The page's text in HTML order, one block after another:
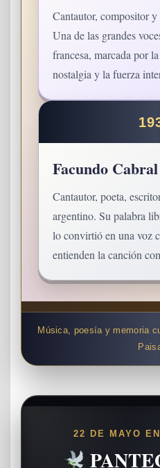
Cantautor, compositor
Una de las grandes
francesa, marcada por
nostalgia y la fuerza
Facundo Cabral
Cantautor, poeta,
argentino. Su palabra
lo convirtió en una voz
entienden la canción
Música, poesía y memoria
22 DE MAYO